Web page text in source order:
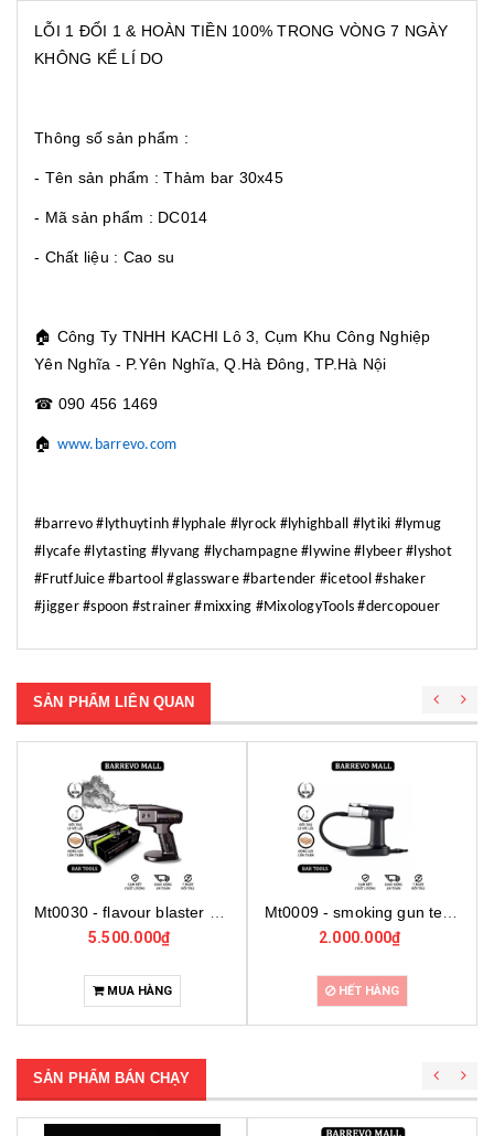
LỖI 1 ĐỔI 1 & HOÀN TIỀN 100% TRONG VÒNG 7 NGÀY
KHÔNG KỂ LÍ DO
Thông số sản phẩm :
- Tên sản phẩm : Thảm bar 30x45
- Mã sản phẩm : DC014
- Chất liệu : Cao su
🏠 Công Ty TNHH KACHI Lô 3, Cụm Khu Công Nghiệp
Yên Nghĩa - P.Yên Nghĩa, Q.Hà Đông, TP.Hà Nội
☎ 090 456 1469
🏠 www.barrevo.com
#barrevo #lythuytinh #lyphale #lyrock #lyhighball #lytiki #lymug
#lycafe #lytasting #lyvang #lychampagne #lywine #lybeer #lyshot
#FrutfJuice #bartool #glassware #bartender #icetool #shaker
#jigger #spoon #strainer #mixxing #MixologyTools #dercopouer
SẢN PHẨM LIÊN QUAN
2.000.000₫
HẾT HÀNG
Mt0007 - smoking gun spain
2.500.000₫
MUA HÀNG
SẢN PHẨM BÁN CHẠY